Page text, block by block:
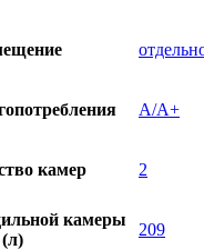
A/A+
камер 2
камеры
(л)
209